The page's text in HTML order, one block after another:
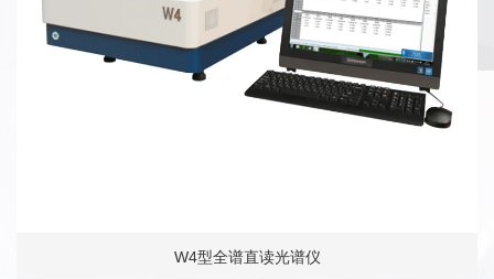
W4型全谱直读光谱仪